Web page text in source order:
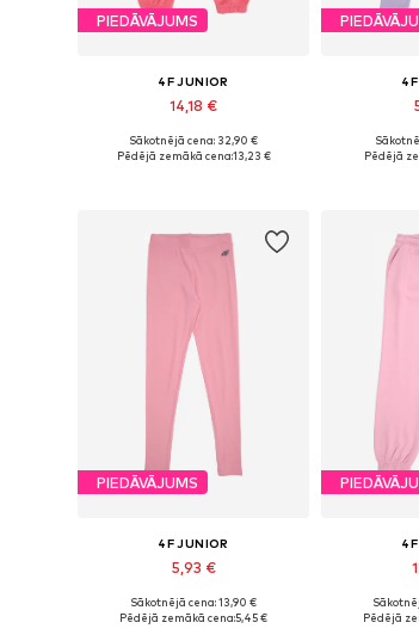
PIEDĀVĀJUMS
4F JUNIOR
14,18 €
Sākotnējā cena: 32,90 €
Pēdējā zemākā cena:13,23 €
Pēdējā
PIEDĀVĀJUMS
4F JUNIOR
5,93 €
Pieejamie izmēri: 152, 158, 164
Sākotnējā cena: 13,90 €
Pēdējā zemākā cena:5,45 €
Pēdējā